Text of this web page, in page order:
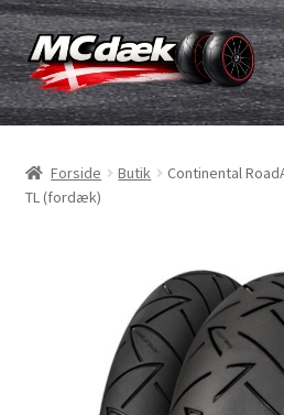
Spring
til
navigation
Spring
til
indhold
Dæk
Slanger & fælgband
MC dæk test
Forside Butik
Continental
TL (fordæk)